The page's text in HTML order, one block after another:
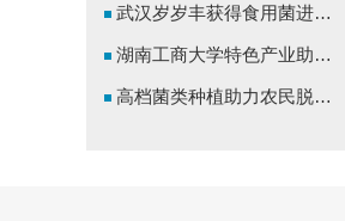
武汉岁岁丰获得食用菌进出口权
湖南工商大学特色产业助农，大山里长出了羊肚菌
高档菌类种植助力农民脱贫致富